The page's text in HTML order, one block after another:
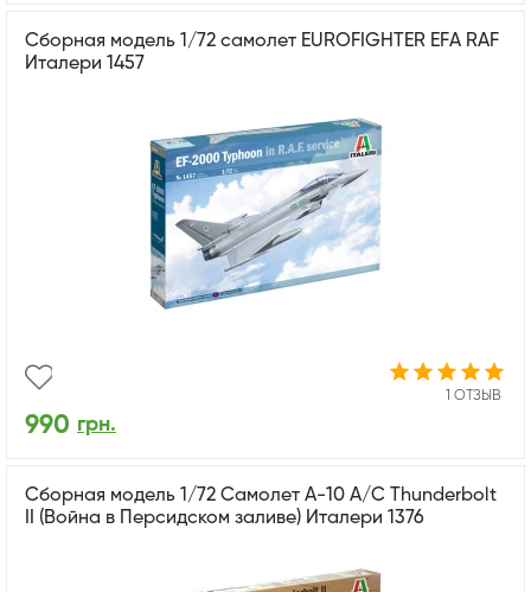
Сборная модель 1/72 самолет EUROFIGHTER EFA RAF
Италери 1457
1 ОТЗЫВ
990 грн.
Сборная модель 1/72 Самолет А-10 A/C Thunderbolt
II (Война в Персидском заливе) Италери 1376